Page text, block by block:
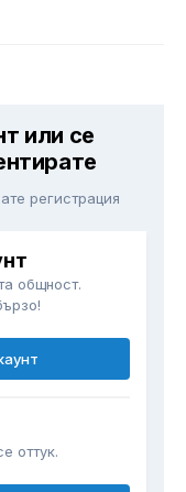
или се
регистрация
общност.
оттук.